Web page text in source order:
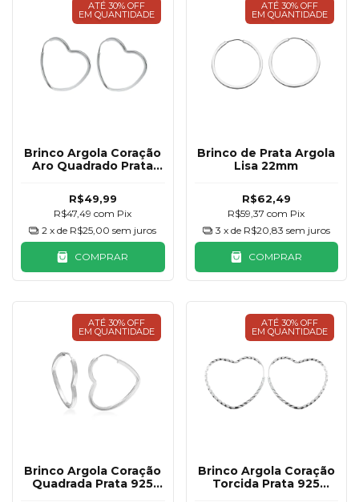
ATÉ 30% OFF
EM QUANTIDADE
Brinco Argola Coração
Aro Quadrado Prata
R$49,99
R$47,49com Pix
2 x de R$25,00 sem juros
COMPRAR
ATÉ 30% OFF
EM QUANTIDADE
Brinco de Prata Argola
Lisa 22mm
R$62,49
R$59,37com Pix
3 x de R$20,83 sem juros
COMPRAR
ATÉ 30% OFF
EM QUANTIDADE
Brinco Argola Coração
Quadrada Prata 925
ATÉ 30% OFF
EM QUANTIDADE
Brinco Argola Coração
Torcida Prata 925